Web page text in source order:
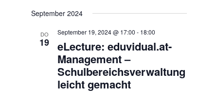
September 2024
DO
19
September 19, 2024 @ 17:00 - 18:00
eLecture: eduvidual.at-
Management –
Schulbereichsverwaltung
leicht gemacht